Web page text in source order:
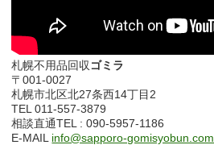
札幌不用品回収 ゴミラ
〒001-0027
札幌市北区北27条西14丁目2
TEL 011-557-3879
相談直通TEL : 090-5957-1186
E-MAIL info@sapporo-gomisyobun.com